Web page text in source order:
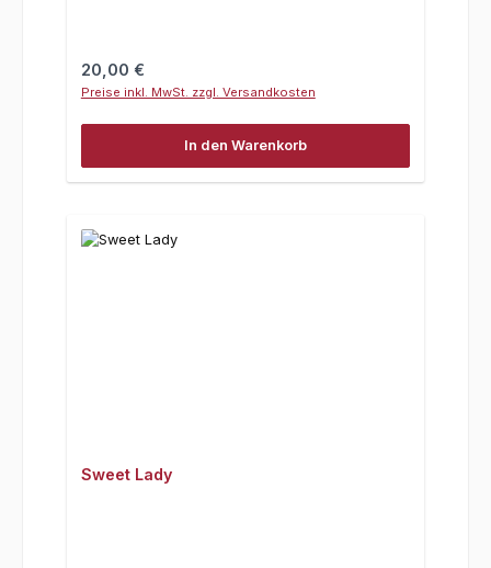
Regulärer Preis:
20,00 €
Preise inkl. MwSt. zzgl. Versandkosten
In den Warenkorb
Sweet Lady